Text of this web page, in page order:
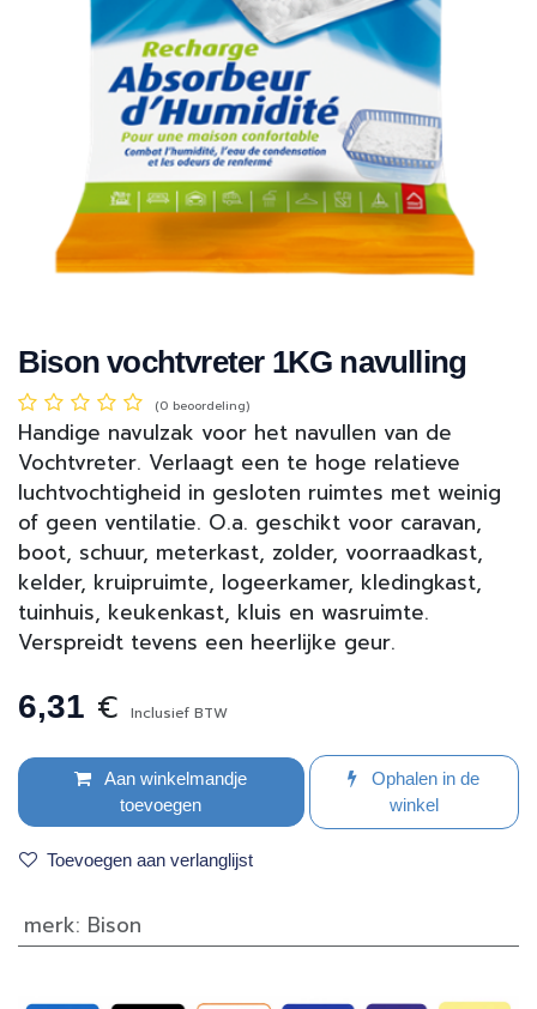
Bison vochtvreter 1KG navulling
(0 beoordeling)
Handige navulzak voor het navullen van de
Vochtvreter. Verlaagt een te hoge relatieve
luchtvochtigheid in gesloten ruimtes met weinig
of geen ventilatie. O.a. geschikt voor caravan,
boot, schuur, meterkast, zolder, voorraadkast,
kelder, kruipruimte, logeerkamer, kledingkast,
tuinhuis, keukenkast, kluis en wasruimte.
Verspreidt tevens een heerlijke geur.
6,31 € Inclusief BTW
Aan winkelmandje
toevoegen
Ophalen in de
winkel
Toevoegen aan verlanglijst
merk: Bison